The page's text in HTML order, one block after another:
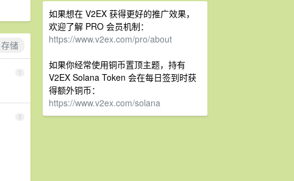
如果想在 V2EX 获得更好的推广效果，
欢迎了解 PRO 会员机制：
https://www.v2ex.com/pro/about
如果你经常使用铜币置顶主题，持有
V2EX Solana Token 会在每日签到时获
得额外铜币：
https://www.v2ex.com/solana
存储
1
2